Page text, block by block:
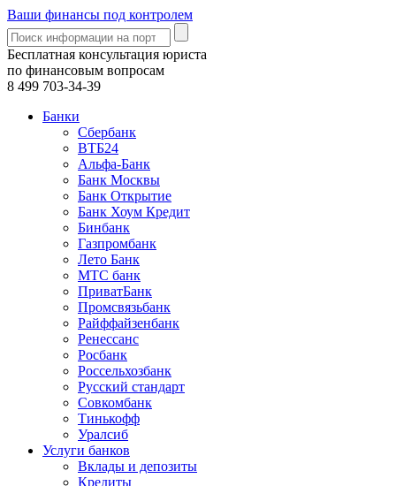
Ваши финансы под контролем
Бесплатная консультация юриста
по финансовым вопросам
8 499 703-34-39
Банки
Сбербанк
ВТБ24
Альфа-Банк
Банк Москвы
Банк Открытие
Банк Хоум Кредит
Бинбанк
Газпромбанк
Лето Банк
МТС банк
ПриватБанк
Промсвязьбанк
Райффайзенбанк
Ренессанс
Росбанк
Россельхозбанк
Русский стандарт
Совкомбанк
Тинькофф
Уралсиб
Услуги банков
Вклады и депозиты
Кредиты